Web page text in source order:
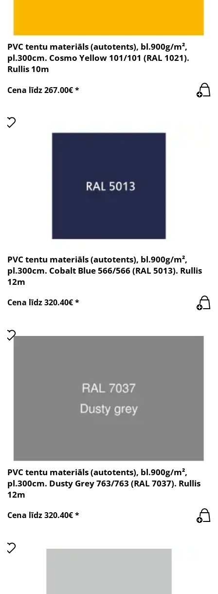
PVC tentu materiāls (autotents), bl.900g/m²,
pl.300cm. Cosmo Yellow 101/101 (RAL 1021).
Rullis 10m
Cena līdz 267.00€ *
PVC tentu materiāls (autotents), bl.900g/m²,
pl.300cm. Cobalt Blue 566/566 (RAL 5013). Rullis
12m
Cena līdz 320.40€ *
PVC tentu materiāls (autotents), bl.900g/m²,
pl.300cm. Dusty Grey 763/763 (RAL 7037). Rullis
12m
Cena līdz 320.40€ *